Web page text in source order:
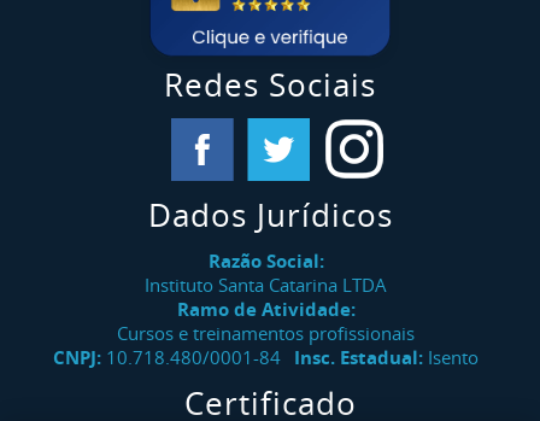
Redes Sociais
Dados Jurídicos
Razão Social:
Instituto Santa Catarina LTDA
Ramo de Atividade:
Cursos e treinamentos profissionais
CNPJ: 10.718.480/0001-84 Insc. Estadual: Isento
Certificado